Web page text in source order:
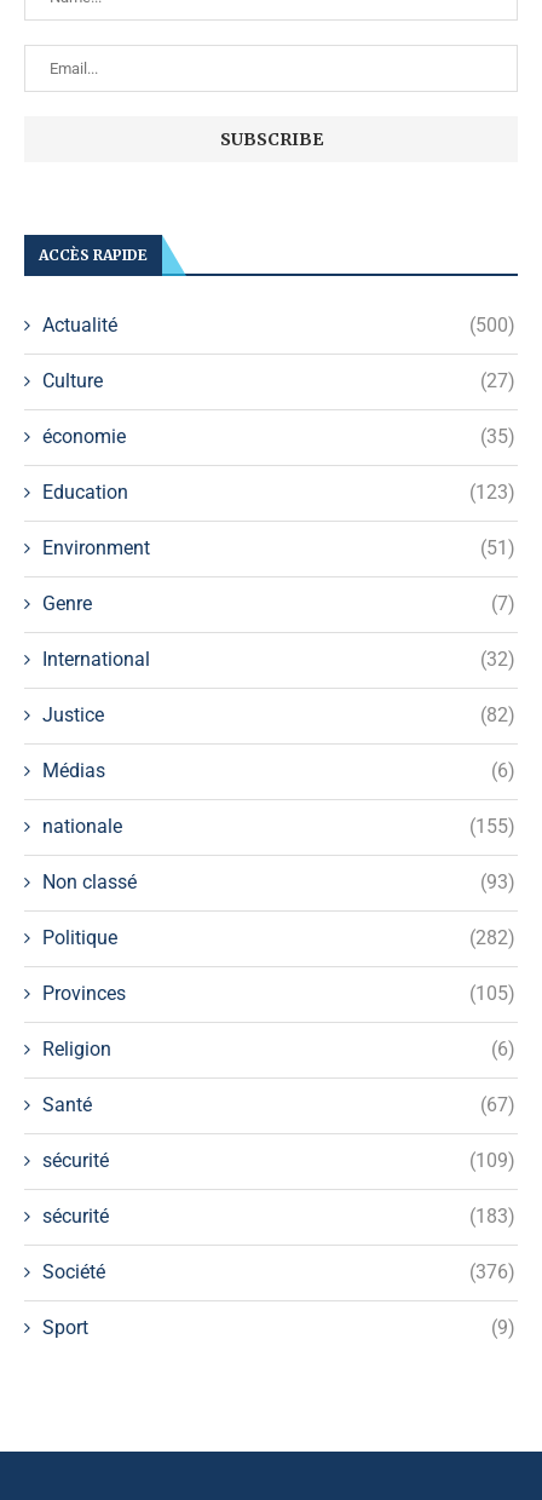
ACCÈS RAPIDE
Actualité (500)
Culture (27)
économie (35)
Education (123)
Environment (51)
Genre (7)
International (32)
Justice (82)
Médias (6)
nationale (155)
Non classé (93)
Politique (282)
Provinces (105)
Religion (6)
Santé (67)
sécurité (109)
sécurité (183)
Société (376)
Sport (9)